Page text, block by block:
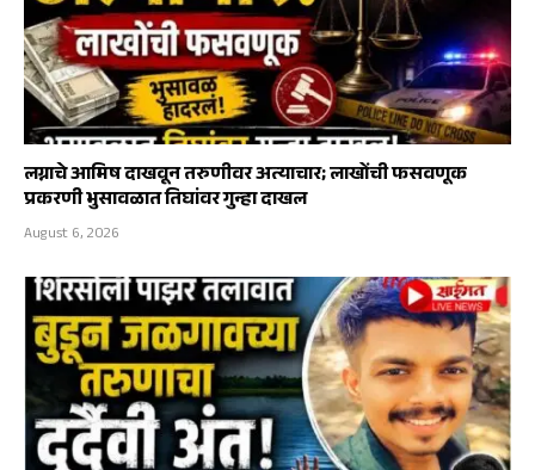
लग्नाचे आमिष दाखवून तरुणीवर अत्याचार; लाखोंची फसवणूक
प्रकरणी भुसावळात तिघांवर गुन्हा दाखल
August 6, 2026